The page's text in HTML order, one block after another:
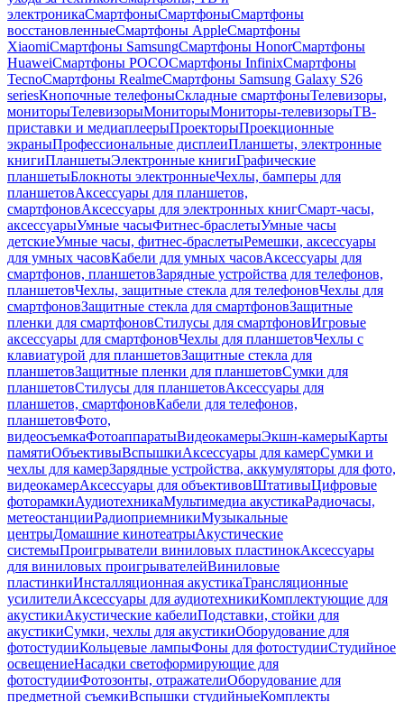
электроникаСмартфоныСмартфоныСмартфоны
восстановленныеСмартфоны AppleСмартфоны
XiaomiСмартфоны SamsungСмартфоны HonorСмартфоны
HuaweiСмартфоны POCOСмартфоны InfinixСмартфоны
TecnoСмартфоны RealmeСмартфоны Samsung Galaxy S26
seriesКнопочные телефоныСкладные смартфоныТелевизоры,
мониторыТелевизорыМониторыМониторы-телевизорыТВ-
приставки и медиаплеерыПроекторыПроекционные
экраныПрофессиональные дисплеиПланшеты, электронные
книгиПланшетыЭлектронные книгиГрафические
планшетыБлокноты электронныеЧехлы, бамперы для
планшетовАксессуары для планшетов,
смартфоновАксессуары для электронных книгСмарт-часы,
аксессуарыУмные часыФитнес-браслетыУмные часы
детскиеУмные часы, фитнес-браслетыРемешки, аксессуары
для умных часовКабели для умных часовАксессуары для
смартфонов, планшетовЗарядные устройства для телефонов,
планшетовЧехлы, защитные стекла для телефоновЧехлы для
смартфоновЗащитные стекла для смартфоновЗащитные
пленки для смартфоновСтилусы для смартфоновИгровые
аксессуары для смартфоновЧехлы для планшетовЧехлы с
клавиатурой для планшетовЗащитные стекла для
планшетовЗащитные пленки для планшетовСумки для
планшетовСтилусы для планшетовАксессуары для
планшетов, смартфоновКабели для телефонов,
планшетовФото,
видеосъемкаФотоаппаратыВидеокамерыЭкшн-камерыКарты
памятиОбъективыВспышкиАксессуары для камерСумки и
чехлы для камерЗарядные устройства, аккумуляторы для фото,
видеокамерАксессуары для объективовШтативыЦифровые
фоторамкиАудиотехникаМультимедиа акустикаРадиочасы,
метеостанцииРадиоприемникиМузыкальные
центрыДомашние кинотеатрыАкустические
системыПроигрыватели виниловых пластинокАксессуары
для виниловых проигрывателейВиниловые
пластинкиИнсталляционная акустикаТрансляционные
усилителиАксессуары для аудиотехникиКомплектующие для
акустикиАкустические кабелиПодставки, стойки для
акустикиСумки, чехлы для акустикиОборудование для
фотостудииКольцевые лампыФоны для фотостудииСтудийное
освещениеНасадки светоформирующие для
фотостудииФотозонты, отражателиОборудование для
предметной съемкиВспышки студийныеКомплекты